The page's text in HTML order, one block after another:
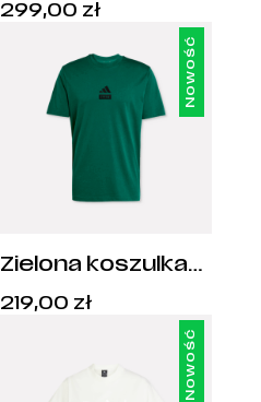
Legia Warszawa -
299,00 złCena:
299,00zł.
Nowość
Zielona koszulka
- JF1096
219,00 złCena:
zł.
Nowość